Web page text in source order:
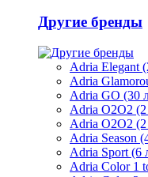
Другие бренды
Adria Elegant
Adria
Adria GO (30
Adria O2O2
Adria O2O2
Adria Season
Adria Sport (6
Adria Сolor 1